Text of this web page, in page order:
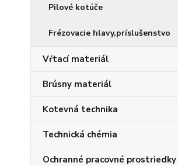
Pilové kotúče
Frézovacie hlavy,príslušenstvo
Vŕtací materiál
Brúsny materiál
Kotevná technika
Technická chémia
Ochranné pracovné prostriedky